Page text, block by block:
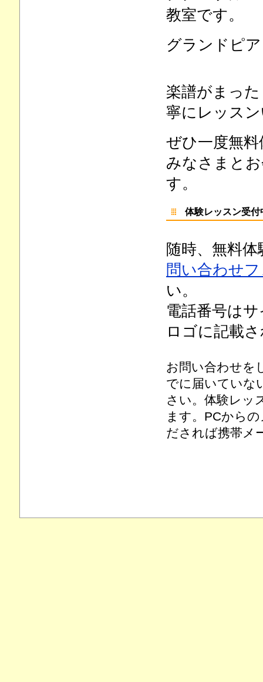
教室です。
グランドピ
楽譜がまっ
寧にレッス
ぜひ一度無
みなさまと
す。
体験レッスン受付
随時、無料
問い合わせ
い。
電話番号は
ロゴに記載
お問い合わせを
でに届いていな
さい。体験レッ
ます。PCから
だされば携帯メ